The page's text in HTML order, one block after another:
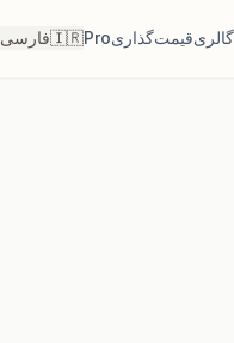
گالریقیمت‌گذاریPro
🇮🇷فارسی